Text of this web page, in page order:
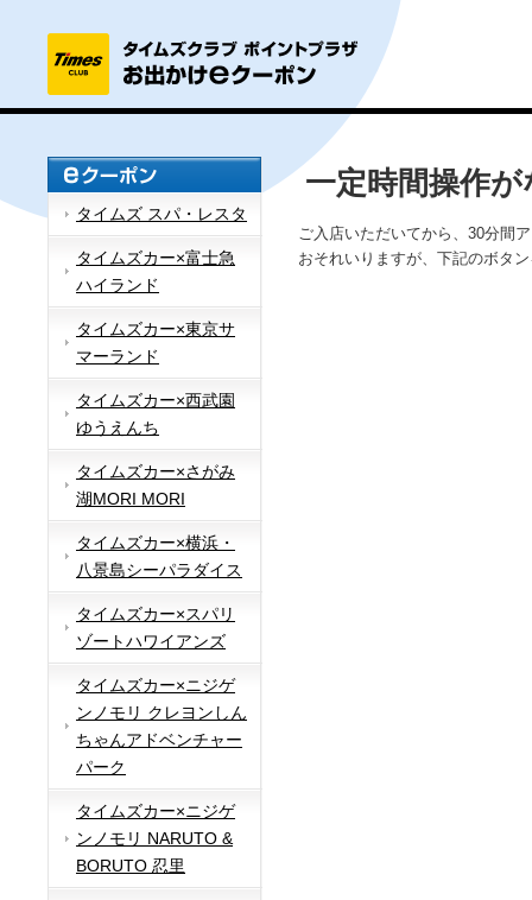
タイムズ スパ・レスタ
タイムズカー×富士急
ハイランド
タイムズカー×東京サ
マーランド
タイムズカー×西武園
ゆうえんち
タイムズカー×さがみ
湖MORI MORI
タイムズカー×横浜・
八景島シーパラダイス
タイムズカー×スパリ
ゾートハワイアンズ
タイムズカー×ニジゲ
ンノモリ クレヨンしん
ちゃんアドベンチャー
パーク
タイムズカー×ニジゲ
ンノモリ NARUTO &
BORUTO 忍里
一定時間操作
ご入店いただいてから、30分間
おそれいりますが、下記のボタ